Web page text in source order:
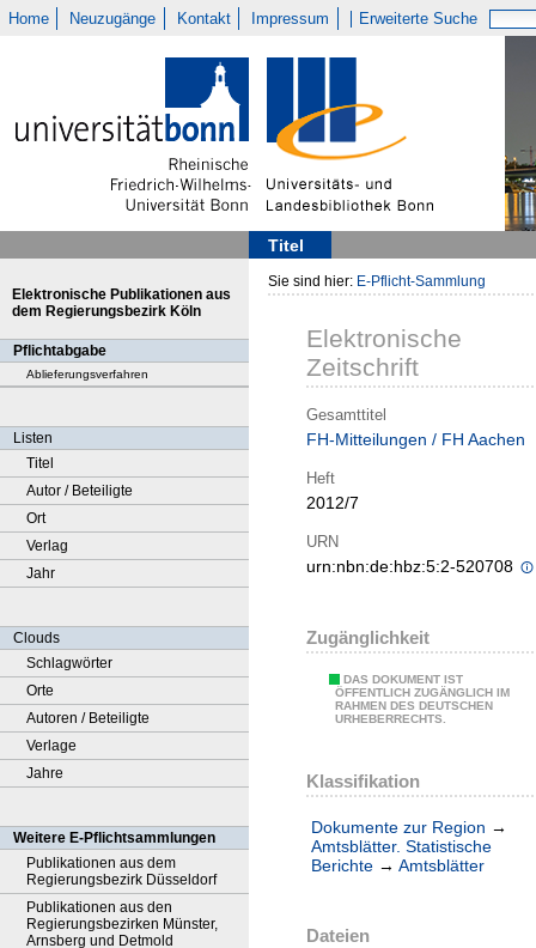
Home Neuzugänge Kontakt Impressum Erweiterte Suche
Titel
Elektronische Publikationen aus
dem Regierungsbezirk Köln
Pflichtabgabe
Ablieferungsverfahren
Listen
Titel
Autor / Beteiligte
Ort
Verlag
Jahr
Clouds
Schlagwörter
Orte
Autoren / Beteiligte
Verlage
Jahre
Weitere E-Pflichtsammlungen
Publikationen aus dem
Regierungsbezirk Düsseldorf
Publikationen aus den
Regierungsbezirken Münster,
Arnsberg und Detmold
Sie sind hier: E-Pflicht-Sammlung
Elektronische
Zeitschrift
Gesamttitel
FH-Mitteilungen / FH Aachen
Heft
2012/7
URN
urn:nbn:de:hbz:5:2-520708
Zugänglichkeit
DAS DOKUMENT IST
ÖFFENTLICH ZUGÄNGLICH IM
RAHMEN DES DEUTSCHEN
URHEBERRECHTS.
Klassifikation
Dokumente zur Region →
Amtsblätter. Statistische
Berichte → Amtsblätter
Dateien